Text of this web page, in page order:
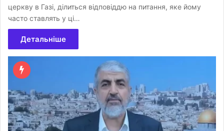
церкву в Газі, ділиться відповіддю на питання, яке йому
часто ставлять у ці…
Детальніше